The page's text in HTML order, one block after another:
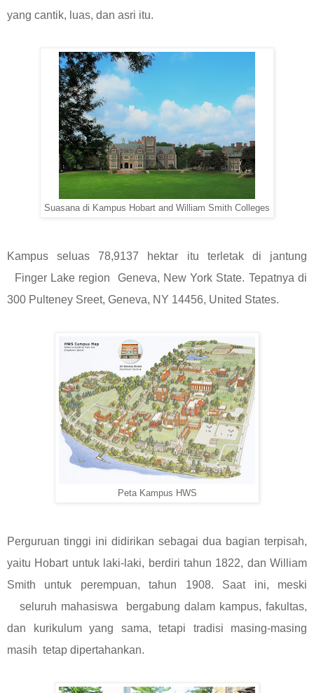
yang cantik, luas, dan asri itu.
Suasana di Kampus Hobart and William Smith Colleges
Kampus seluas 78,9137 hektar itu terletak di jantung
Finger Lake region Geneva, New York State. Tepatnya di
300 Pulteney Sreet, Geneva, NY 14456, United States.
Peta Kampus HWS
Perguruan tinggi ini didirikan sebagai dua bagian terpisah,
yaitu Hobart untuk laki-laki, berdiri tahun 1822, dan William
Smith untuk perempuan, tahun 1908. Saat ini, meski
seluruh mahasiswa bergabung dalam kampus, fakultas,
dan kurikulum yang sama, tetapi tradisi masing-masing
masih tetap dipertahankan.